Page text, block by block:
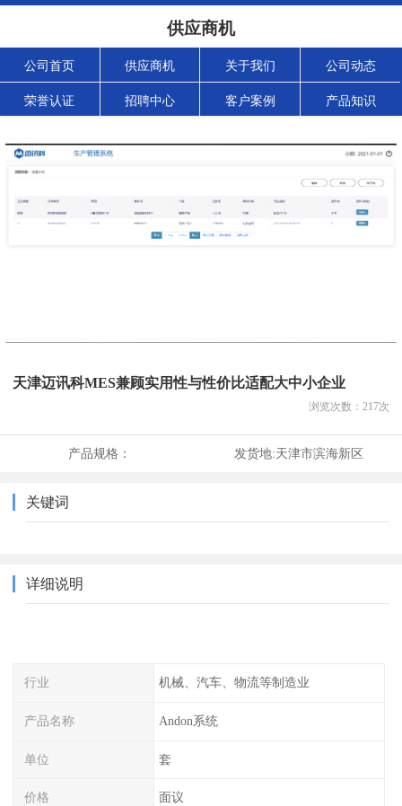
供应商机
公司首页 供应商机 关于我们 公司动态
荣誉认证 招聘中心 客户案例 产品知识
天津迈讯科MES兼顾实用性与性价比适配大中小企业
浏览次数： 217次
产品规格： 发货地:天津市滨海新区
关键词
详细说明
行业 机械、汽车、物流等制造业
产品名称 Andon系统
单位 套
价格 面议